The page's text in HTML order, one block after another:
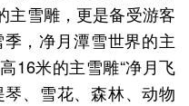
主雪雕，更是备受游客
，净月潭雪世界的主
16米的主雪雕“净月飞
、雪花、森林、动物